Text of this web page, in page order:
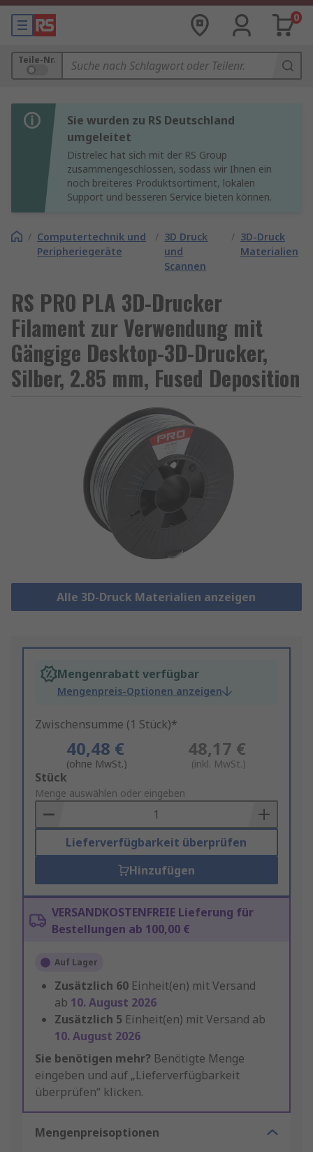
0
Teile-Nr.
Sie wurden zu RS Deutschland
umgeleitet
Distrelec hat sich mit der RS Group
zusammengeschlossen, sodass wir Ihnen ein
noch breiteres Produktsortiment, lokalen
Support und besseren Service bieten können.
/ Computertechnik und
Peripheriegeräte
/ 3D Druck
und
Scannen
/ 3D-Druck
Materialien
RS PRO PLA 3D-Drucker
Filament zur Verwendung mit
Gängige Desktop-3D-Drucker,
Silber, 2.85 mm, Fused Deposition
Alle 3D-Druck Materialien anzeigen
Mengenrabatt verfügbar
Mengenpreis-Optionen anzeigen
Zwischensumme (1 Stück)*
40,48 €
(ohne MwSt.)
48,17 €
(inkl. MwSt.)
Add
to
Basket
Stück
Menge auswählen oder eingeben
Lieferverfügbarkeit überprüfen
Hinzufügen
VERSANDKOSTENFREIE Lieferung für
Bestellungen ab 100,00 €
Auf Lager
Zusätzlich 60 Einheit(en) mit Versand
ab 10. August 2026
Zusätzlich 5 Einheit(en) mit Versand ab
10. August 2026
Sie benötigen mehr? Benötigte Menge
eingeben und auf „Lieferverfügbarkeit
überprüfen“ klicken.
Mengenpreisoptionen